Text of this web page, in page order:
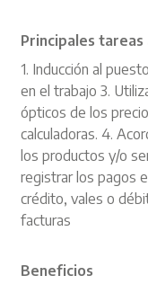
Principales tareas
1. Inducción al
en el trabajo 3.
ópticos de los
calculadoras. 4.
los productos y/o
registrar los pagos
crédito, vales o
facturas
Beneficios